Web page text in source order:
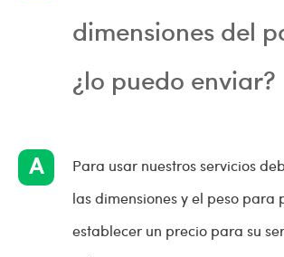
dimensiones del
¿lo puedo enviar?
Para usar nuestros servicios
las dimensiones y el peso para
establecer un precio para su